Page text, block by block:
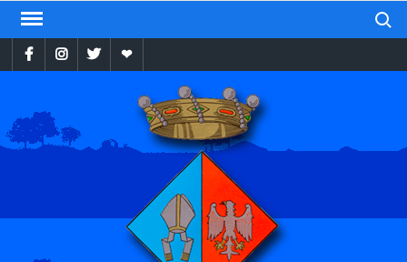
Skip
contentFacebookInstragram
TwitterEbando